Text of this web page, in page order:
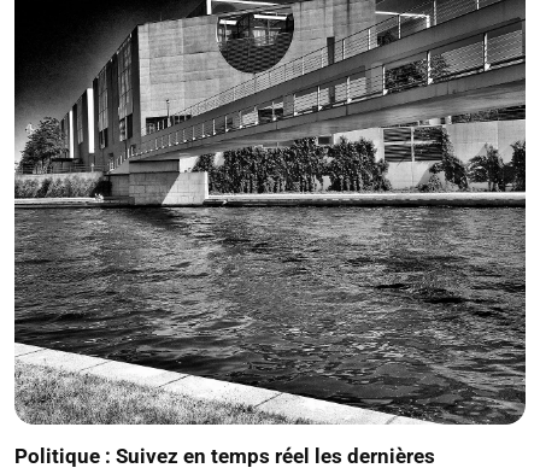
Politique : Suivez en temps réel les dernières